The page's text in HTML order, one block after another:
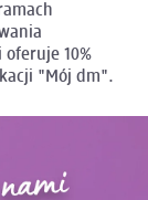
10%
"Mój dm".